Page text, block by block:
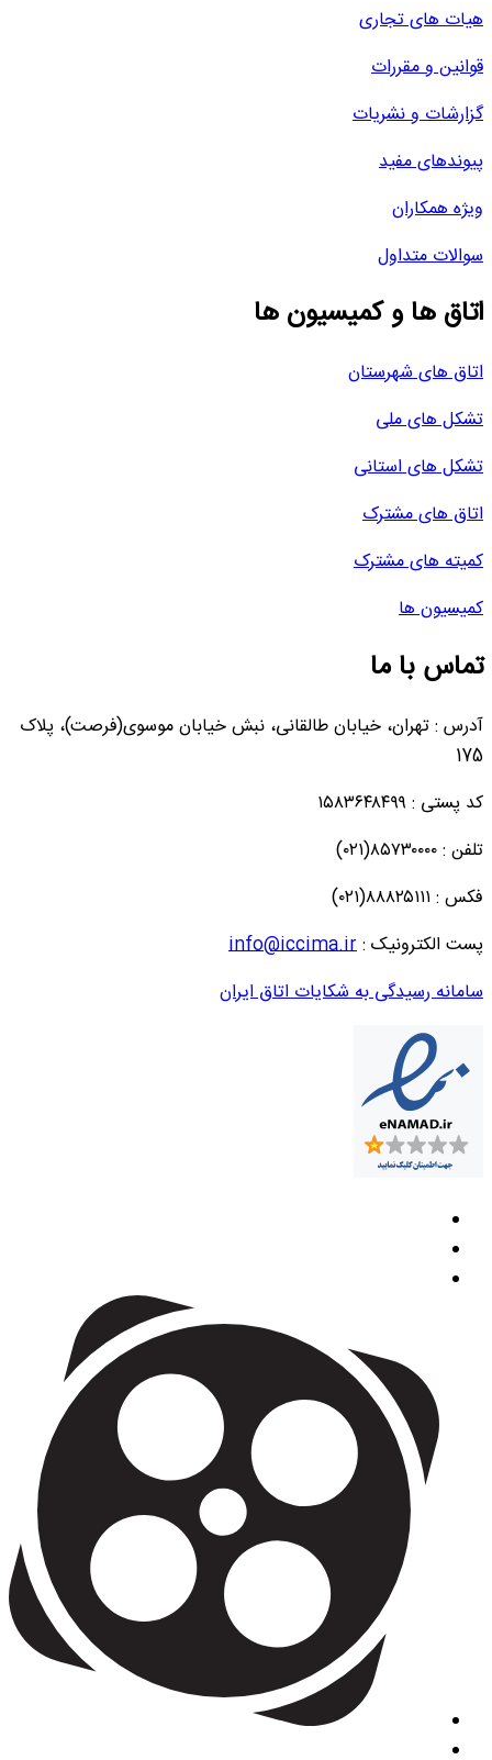
هیات های تجاری
قوانین و مقررات
گزارشات و نشریات
پیوندهای مفید
ویژه همکاران
سوالات متداول
اتاق ها و کمیسیون ها
اتاق های شهرستان
تشکل های ملی
تشکل های استانی
اتاق های مشترک
کمیته های مشترک
کمیسیون ها
تماس با ما
آدرس : تهران، خیابان طالقانی، نبش خیابان موسوی(فرصت)، پلاک
175
کد پستی : ۱۵۸۳۶۴۸۴۹۹
تلفن : ۸۵۷۳۰۰۰۰(۰۲۱)
فکس : ۸۸۸۲۵۱۱۱(۰۲۱)
پست الکترونیک :info@iccima.ir
سامانه رسیدگی به شکایات اتاق ایران